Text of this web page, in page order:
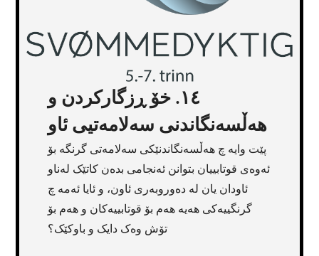
١٤. خۆ ڕزگارکردن و
هەڵسەنگاندنی سەلامەتیی ئاو
پێت وایە چ هەڵسەنگاندنێکی سەلامەتی گرنگە بۆ
ئەوەی قوتابییان بتوانن ئەنجامی بدەن کاتێک لەناو
ئاودان یان لە دەوروبەری ئاون، و ئایا ئەمە چ
گرنگییەکی هەیە هەم بۆ قوتابییەکان و هەم بۆ
تۆش وەک دایک و باوکێک؟